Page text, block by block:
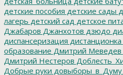
детские пособия детские сады
лагерь детский сад детское
Джабаров Джанхотов дзюдо
диспансеризация дистанционка
образование Дмитрий Меведев
Дмитрий Нестеров
Добрые руки довыборы_в_Думу